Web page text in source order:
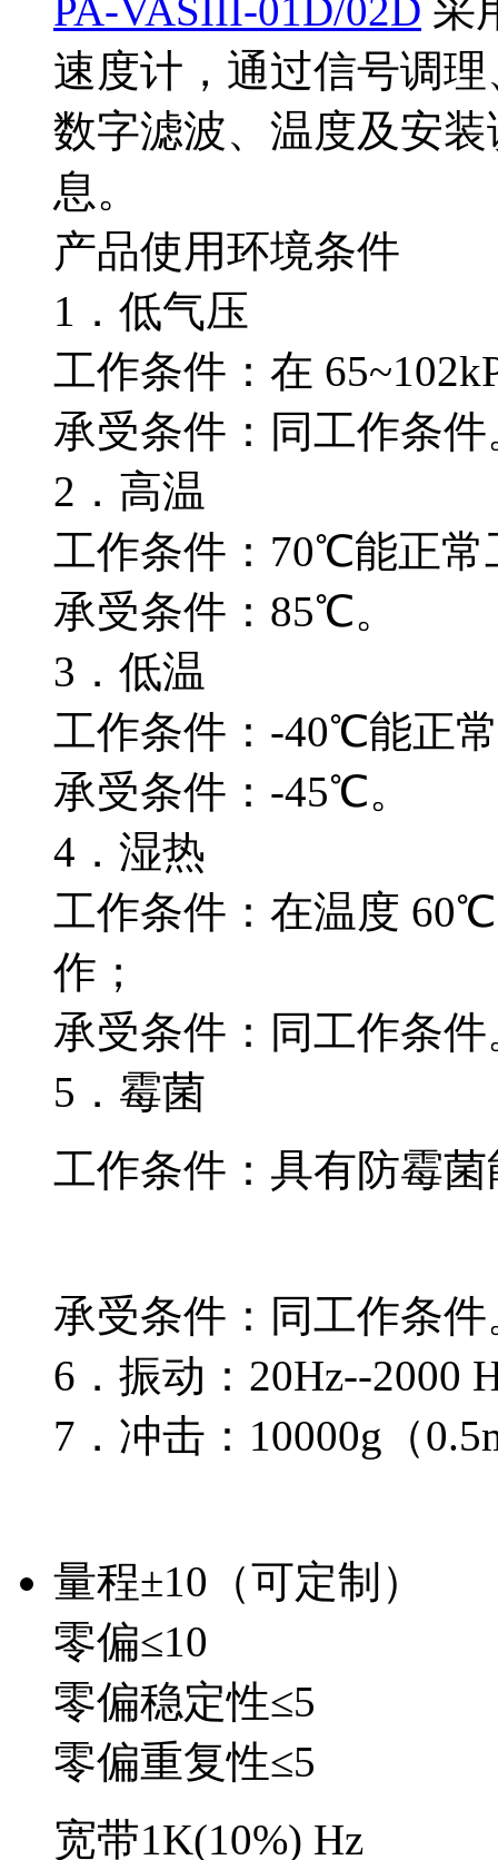
PA-VASIII-01D/02D 采
速度计，通过信号调
数字滤波、温度及安
息。
产品使用环境条件
1．低气压
工作条件：在
承受条件：同工作条件
2．高温
工作条件：70℃能正常
承受条件：85℃。
3．低温
工作条件：-40℃能正
承受条件：-45℃。
4．湿热
工作条件：在温度
作；
承受条件：同工作条件
5．霉菌
工作条件：具有防霉
承受条件：同工作条件
6．振动：20Hz--2000
7．冲击：10000g（
量程±10（可定制）
零偏≤10
零偏稳定性≤5
零偏重复性≤5
宽带1K(10%) Hz